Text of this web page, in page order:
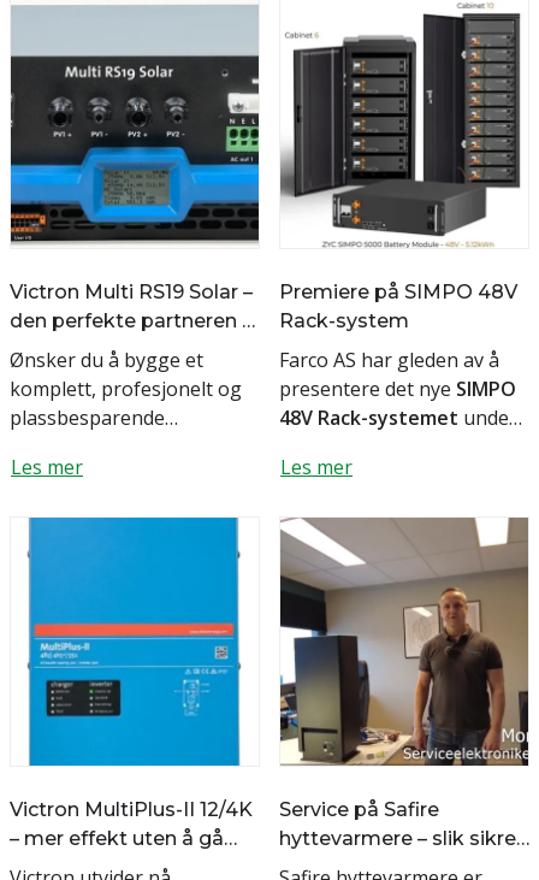
Victron Multi RS19 Solar –
den perfekte partneren til
SIMPO 48 V Rack-
system
Ønsker du å bygge et
komplett, profesjonelt og
plassbesparende
19" rack? Med den nye
Les mer
Premiere på SIMPO 48V
Rack-system
Farco AS har gleden av å
presentere det nye SIMPO
48V Rack-systemet under
og svært gjennomført
Les mer
Victron MultiPlus-II 12/4K
– mer effekt uten å gå
opp i størrelse
Service på Safire
hyttevarmere – slik sikrer
du stabil drift